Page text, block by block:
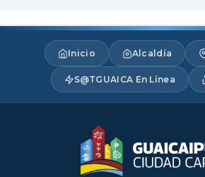
Inicio Alcaldía
S@TGUAICA En Línea